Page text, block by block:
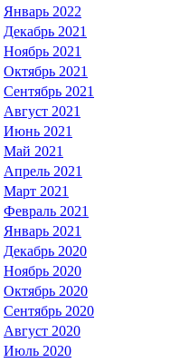
Январь 2022
Декабрь 2021
Ноябрь 2021
Октябрь 2021
Сентябрь 2021
Август 2021
Июнь 2021
Май 2021
Апрель 2021
Март 2021
Февраль 2021
Январь 2021
Декабрь 2020
Ноябрь 2020
Октябрь 2020
Сентябрь 2020
Август 2020
Июль 2020